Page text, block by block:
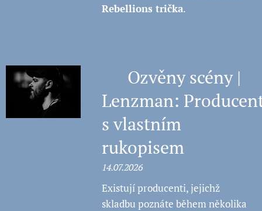
Rebellions trička.
🎼 Ozvěny scény |
Lenzman:
s vlastním
rukopisem
14.07.2026
Existují producenti, jejichž
skladbu poznáte během několika